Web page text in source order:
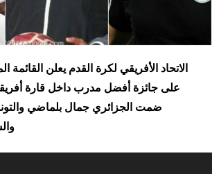
الاتحاد الأفريقي لكرة القدم يعلن القائمة
ضمت الجزائري جمال بلماضي